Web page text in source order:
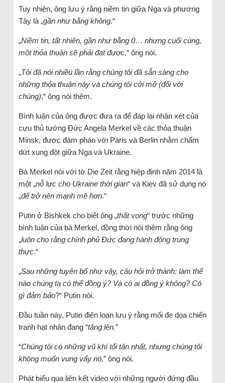
Tuy nhiên, ông lưu ý rằng niềm tin giữa Nga và phương
Tây là „gần như bằng không.“
„Niềm tin, tất nhiên, gần như bằng 0… nhưng cuối cùng,
một thỏa thuận sẽ phải đạt được,“ ông nói.
„Tôi đã nói nhiều lần rằng chúng tôi đã sẵn sàng cho
những thỏa thuận này và chúng tôi cởi mở (đối với
chúng),“ ông nói thêm.
Bình luận của ông được đưa ra để đáp lại nhận xét của
cựu thủ tướng Đức Angela Merkel về các thỏa thuận
Minsk, được đàm phán với Paris và Berlin nhằm chấm
dứt xung đột giữa Nga và Ukraine.
Bà Merkel nói với tờ Die Zeit rằng hiệp định năm 2014 là
một „nỗ lực cho Ukraine thời gian“ và Kiev đã sử dụng nó
„để trở nên mạnh mẽ hơn.“
Putin ở Bishkek cho biết ông „thất vọng“ trước những
bình luận của bà Merkel, đồng thời nói thêm rằng ông
„luôn cho rằng chính phủ Đức đang hành động trung
thực.“
„Sau những tuyên bố như vậy, câu hỏi trở thành: làm thế
nào chúng ta có thể đồng ý? Và có ai đồng ý không? Có
gì đảm bảo?“ Putin nói.
Đầu tuần này, Putin điên loạn lưu ý rằng mối đe dọa chiến
tranh hạt nhân đang “tăng lên.”
“Chúng tôi có những vũ khí tối tân nhất, nhưng chúng tôi
không muốn vung vẩy nó,” ông nói.
Phát biểu qua liên kết video với những người đứng đầu